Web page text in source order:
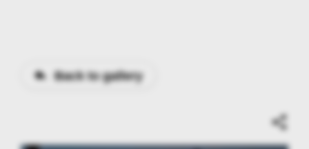
Back to gallery